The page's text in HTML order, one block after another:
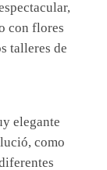
con flores
talleres de
elegante
como